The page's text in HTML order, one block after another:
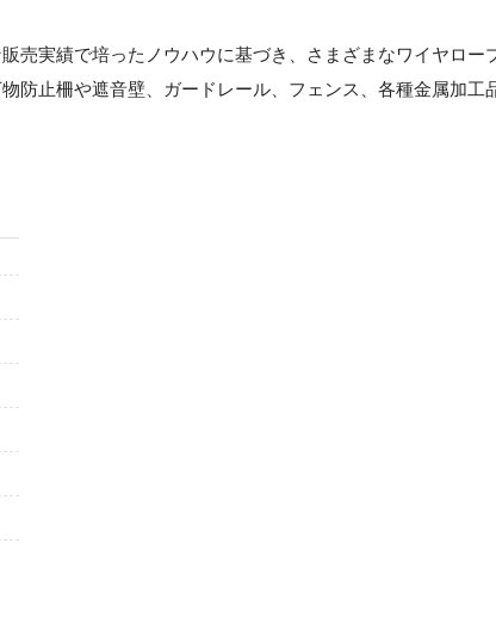
売実績で培ったノウハウに基づき、さまざまなワイヤロー
防止柵や遮音壁、ガードレール、フェンス、各種金属加工